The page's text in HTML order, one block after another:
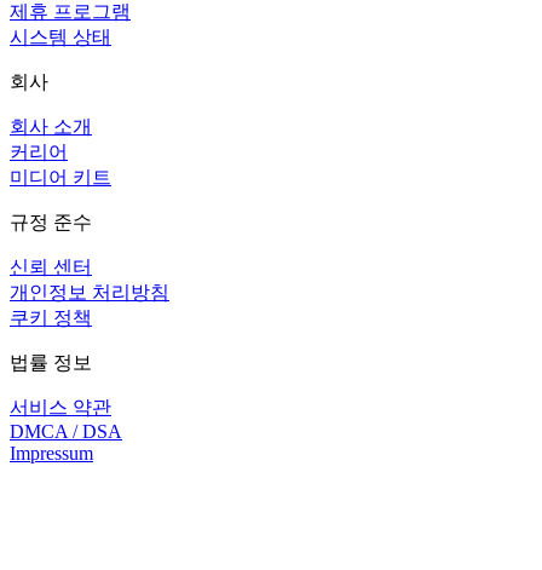
제휴 프로그램
시스템 상태
회사
회사 소개
커리어
미디어 키트
규정 준수
신뢰 센터
개인정보 처리방침
쿠키 정책
법률 정보
서비스 약관
DMCA / DSA
Impressum